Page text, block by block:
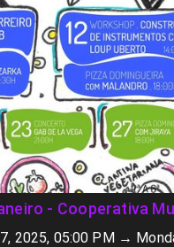
- Cooperativa
2025, 05:00 PM →